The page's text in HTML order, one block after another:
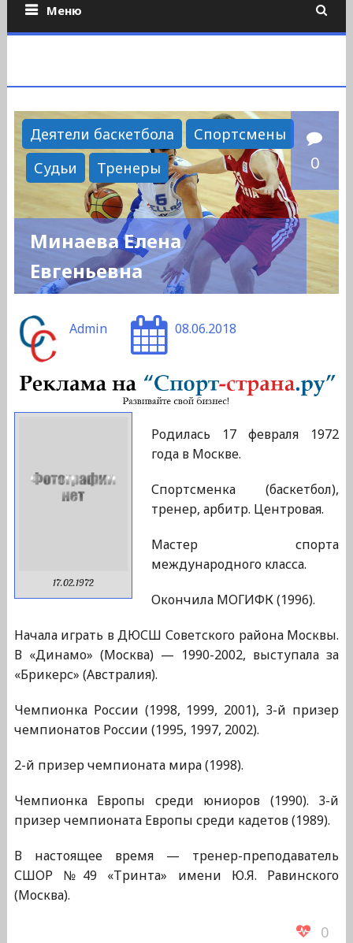
Меню
Деятели баскетбола
Спортсмены
Судьи
Тренеры 0
Минаева Елена
Евгеньевна
Admin 08.06.2018
17.02.1972
Родилась 17 февраля 1972
года в Москве.
Спортсменка (баскетбол),
тренер, арбитр. Центровая.
Мастер спорта
международного класса.
Окончила МОГИФК (1996).
Начала играть в ДЮСШ Советского района Москвы.
В «Динамо» (Москва) — 1990-2002, выступала за
«Брикерс» (Австралия).
Чемпионка России (1998, 1999, 2001), 3-й призер
чемпионатов России (1995, 1997, 2002).
2-й призер чемпионата мира (1998).
Чемпионка Европы среди юниоров (1990). 3-й
призер чемпионата Европы среди кадетов (1989).
В настоящее время — тренер-преподаватель
СШОР №49 «Тринта» имени Ю.Я. Равинского
(Москва).
0